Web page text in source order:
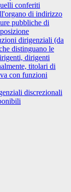
conferiti
di indirizzo
pubbliche di
dirigenziali (da
distinguano le
dirigenti
titolari di
con funzioni
discrezionali